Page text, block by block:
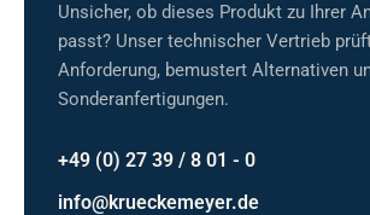
Unsicher, ob dieses Produkt zu Ihrer
passt? Unser technischer Vertrieb
Anforderung, bemustert Alternativen
Sonderanfertigungen.
+49 (0) 27 39 / 8 01 - 0
info@krueckemeyer.de